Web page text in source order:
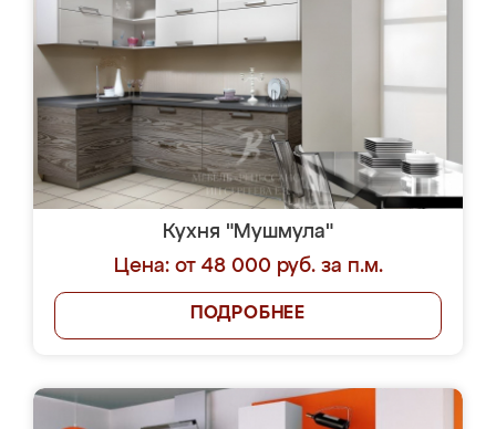
Кухня "Мушмула"
Цена: от 48 000 руб. за п.м.
ПОДРОБНЕЕ